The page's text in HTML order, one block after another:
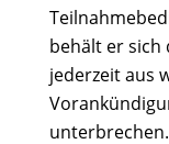
behält er sich
jederzeit aus